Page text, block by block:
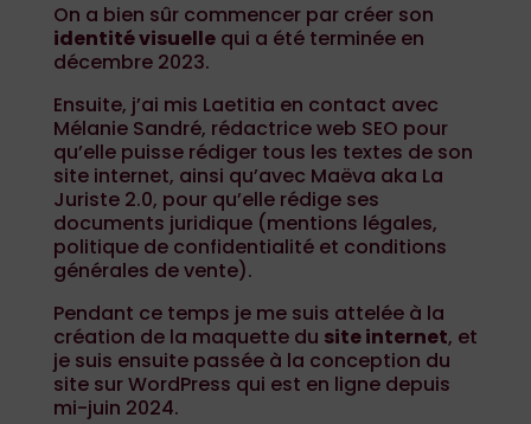
On a bien sûr commencer par créer son
identité visuellequi a été terminée en
décembre 2023.
Ensuite, j’ai mis Laetitia en contact avec
Mélanie Sandré, rédactrice web SEO pour
qu’elle puisse rédiger tous les textes de son
site internet, ainsi qu’avec Maëva aka La
Juriste 2.0, pour qu’elle rédige ses
documents juridique (mentions légales,
politique de confidentialité et conditions
générales de vente).
Pendant ce temps je me suis attelée à la
création de la maquette du site internet, et
je suis ensuite passée à la conception du
site sur WordPress qui est en ligne depuis
mi-juin 2024.